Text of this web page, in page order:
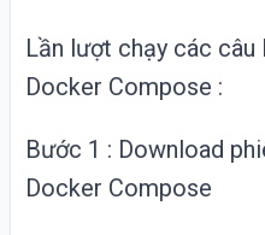
Lần lượt chạy các câu
Docker Compose :
Bước 1 : Download
Docker Compose